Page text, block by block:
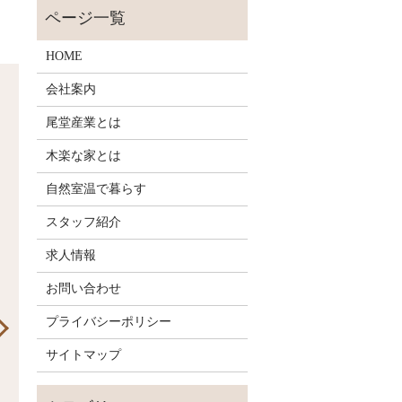
HOME
会社案内
尾堂産業とは
木楽な家とは
自然室温で暮らす
スタッフ紹介
求人情報
お問い合わせ
プライバシーポリシー
サイトマップ